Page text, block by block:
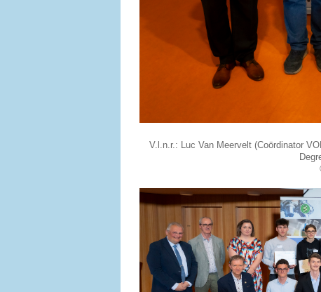
V.l.n.r.: Luc Van Meervelt (Coördinator